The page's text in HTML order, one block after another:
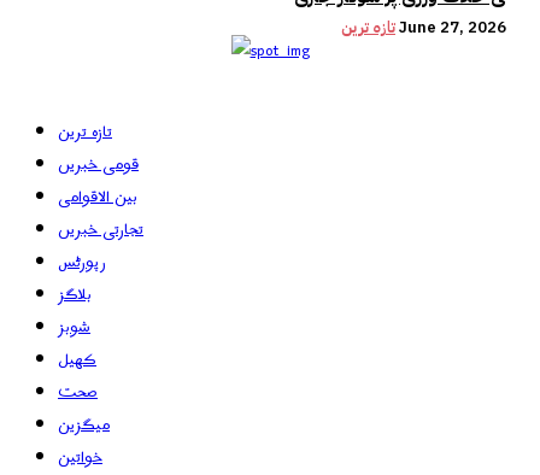
تازہ ترینJune 27, 2026
تازہ ترین
قومی خبریں
بین الاقوامی
تجارتی خبریں
رپورٹس
بلاگز
شوبز
کھیل
صحت
میگزین
خواتین